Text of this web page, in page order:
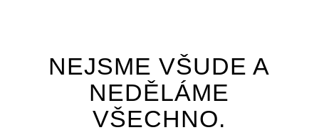
NEJSME VŠUDE A
NEDĚLÁME
VŠECHNO.